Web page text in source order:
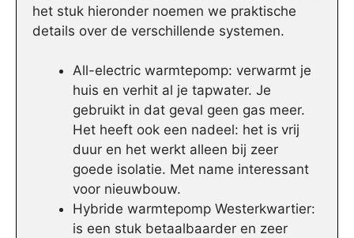
het stuk hieronder noemen we praktische
details over de verschillende systemen.
All-electric warmtepomp: verwarmt je
huis en verhit al je tapwater. Je
gebruikt in dat geval geen gas meer.
Het heeft ook een nadeel: het is vrij
duur en het werkt alleen bij zeer
goede isolatie. Met name interessant
voor nieuwbouw.
Hybride warmtepomp Westerkwartier:
is een stuk betaalbaarder en zeer